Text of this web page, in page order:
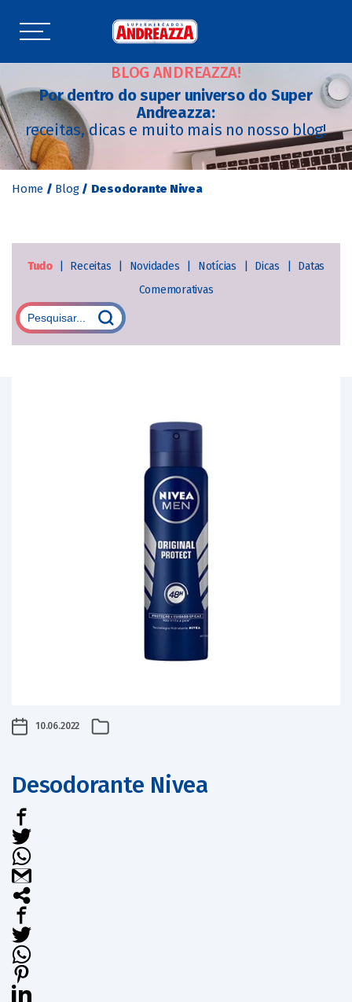
BLOG ANDREAZZA!
Por dentro do super universo do Super
Andreazza:
receitas, dicas e muito mais no nosso blog!
Home / Blog / Desodorante Nivea
Tudo Receitas Novidades Notícias Dicas
Datas
Comemorativas
10.06.2022
Desodorante Nivea